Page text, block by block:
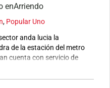
enArriendo
, Popular Uno
anda lucia la
de la estación del metro
cuenta con servicio de